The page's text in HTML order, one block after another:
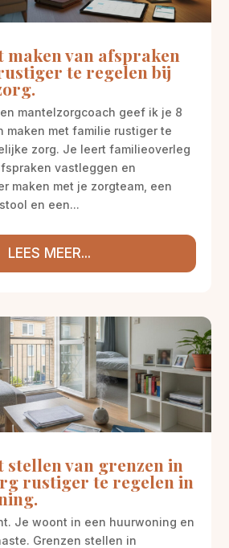
maken van afspraken
te regelen bij
mantelzorgcoach geef ik je 8
maken met familie rustiger te
zorg. Je leert familieoverleg
vastleggen en
maken met je zorgteam, een
en een...
LEES MEER...
stellen van grenzen in
rustiger te regelen in
Je woont in een huurwoning en
Grenzen stellen in